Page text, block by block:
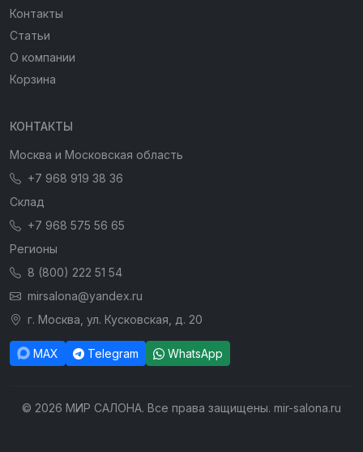
Контакты
Статьи
О компании
Корзина
КОНТАКТЫ
Москва и Московская область
+7 968 919 38 36
Склад
+7 968 575 56 65
Регионы
8 (800) 222 51 54
mirsalona@yandex.ru
г. Москва, ул. Кусковская, д. 20
MAX Telegram WhatsApp
© 2026 МИР САЛОНА. Все права защищены. mir-salona.ru